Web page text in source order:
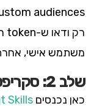
משתמש אישי,
שלב 2: סקריפט יצירת הקמפיין
כאן נכנסים Skills